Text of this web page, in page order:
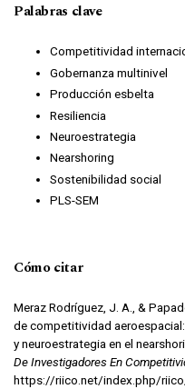
Palabras clave
Competitividad
Gobernanza multinivel
Producción esbelta
Resiliencia
Neuroestrategia
Nearshoring
Sostenibilidad social
PLS-SEM
Cómo citar
Meraz Rodríguez, J. A., &
de competitividad
y neuroestrategia en el
De Investigadores En
https://riico.net/index.php/